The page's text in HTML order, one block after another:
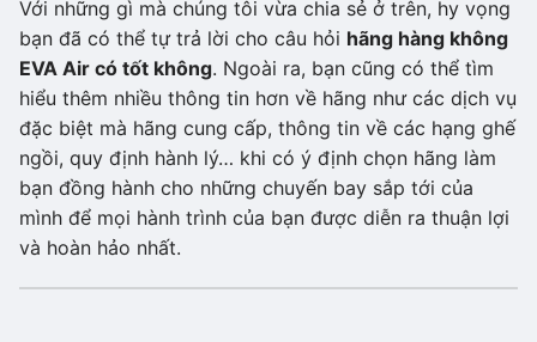
Với những gì mà chúng tôi vừa chia sẻ ở trên, hy vọng
bạn đã có thể tự trả lời cho câu hỏi hãng hàng không
EVA Air có tốt không. Ngoài ra, bạn cũng có thể tìm
hiểu thêm nhiều thông tin hơn về hãng như các dịch vụ
đặc biệt mà hãng cung cấp, thông tin về các hạng ghế
ngồi, quy định hành lý… khi có ý định chọn hãng làm
bạn đồng hành cho những chuyến bay sắp tới của
mình để mọi hành trình của bạn được diễn ra thuận lợi
và hoàn hảo nhất.